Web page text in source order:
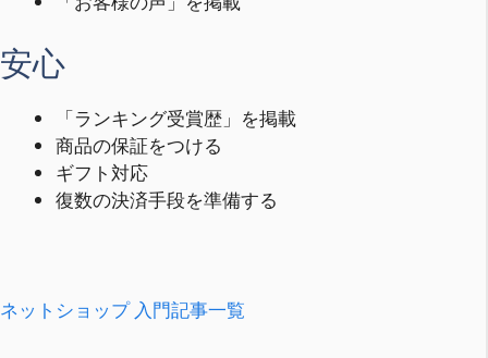
安心
「ランキング受賞歴」を掲載
商品の保証をつける
ギフト対応
復数の決済手段を準備する
ネットショップ 入門記事一覧